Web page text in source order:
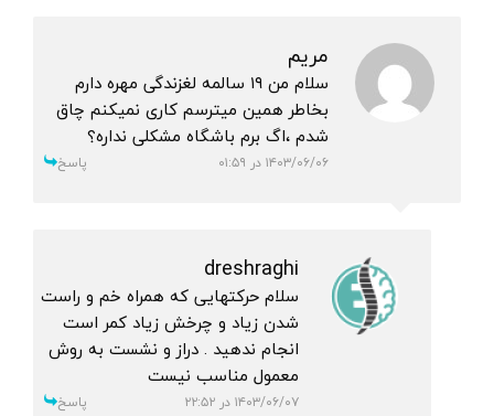
مریم
سلام من ۱۹ سالمه لغزندگی مهره دارم
بخاطر همین میترسم کاری نمیکنم چاق
شدم ،اگ برم باشگاه مشکلی نداره؟
۱۴۰۳/۰۶/۰۶ در ۰۱:۵۹ پاسخ
dreshraghi
سلام حرکتهایی که همراه خم و راست
شدن زیاد و چرخش زیاد کمر است
انجام ندهید . دراز و نشست به روش
معمول مناسب نیست
۱۴۰۳/۰۶/۰۷ در ۲۲:۵۲ پاسخ